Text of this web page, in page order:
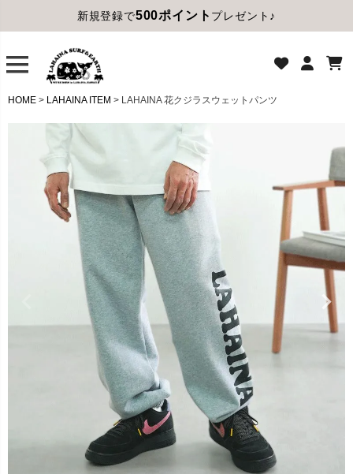
新規登録で500ポイント プレゼント♪
HOME LAHAINA ITEM LAHAINA 花クジラスウェットパンツ